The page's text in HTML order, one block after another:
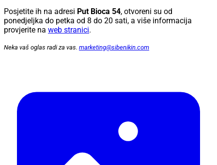
Posjetite ih na adresi Put Bioca 54, otvoreni su od
ponedjeljka do petka od 8 do 20 sati, a više informacija
provjerite na web stranici.
Neka vaš oglas radi za vas. marketing@sibenikin.com